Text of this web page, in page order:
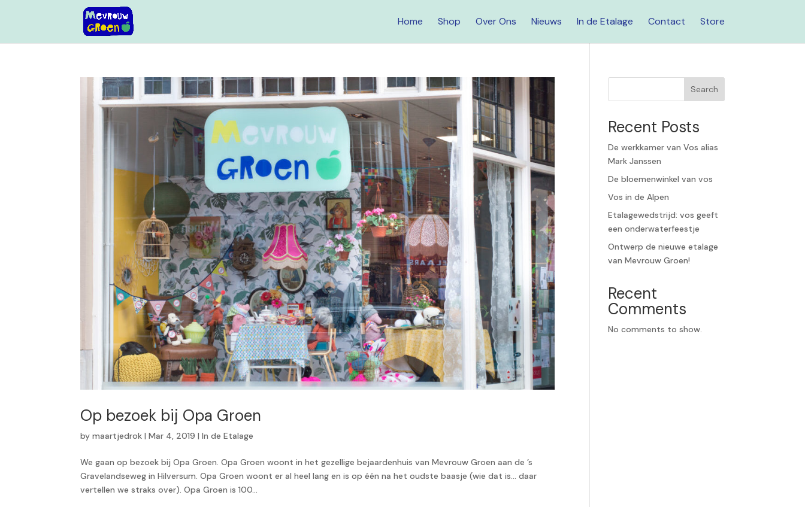
Home Shop Over Ons Nieuws In de Etalage Contact Store
Op bezoek bij Opa Groen
bymaartjedrok |Mar 4, 2019 |In de Etalage
We gaan op bezoek bij Opa Groen. Opa Groen woont in het gezellige bejaardenhuis van Mevrouw Groen aan de ’s
Gravelandseweg in Hilversum. Opa Groen woont er al heel lang en is op één na het oudste baasje (wie dat is… daar
vertellen we straks over). Opa Groen is 100...
Search
Recent Posts
De werkkamer van Vos alias
Mark Janssen
De bloemenwinkel van vos
Vos in de Alpen
Etalagewedstrijd: vos geeft
een onderwaterfeestje
Ontwerp de nieuwe etalage
van Mevrouw Groen!
Recent
Comments
No comments to show.